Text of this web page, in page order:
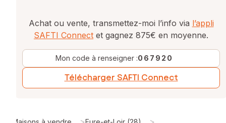
Achat ou vente, transmettez-moi l’info via l’appli
SAFTI Connect et gagnez 875€ en moyenne.
Mon code à renseigner :067920
Télécharger SAFTI Connect